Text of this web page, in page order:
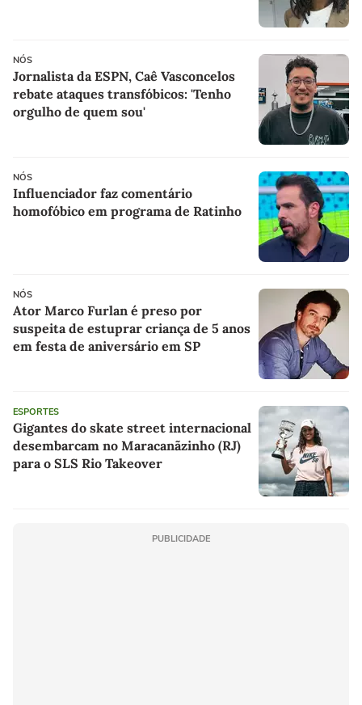
NÓS
Jornalista da ESPN, Caê Vasconcelos
rebate ataques transfóbicos: 'Tenho
orgulho de quem sou'
NÓS
Influenciador faz comentário
homofóbico em programa de Ratinho
NÓS
Ator Marco Furlan é preso por
suspeita de estuprar criança de 5 anos
em festa de aniversário em SP
ESPORTES
Gigantes do skate street internacional
desembarcam no Maracanãzinho (RJ)
para o SLS Rio Takeover
PUBLICIDADE